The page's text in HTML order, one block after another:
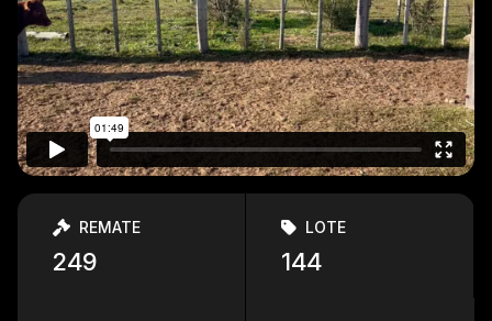
REMATE
249
LOTE
144